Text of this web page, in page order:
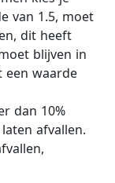
van 1.5, moet
dit heeft
blijven in
een waarde
dan 10%
afvallen.